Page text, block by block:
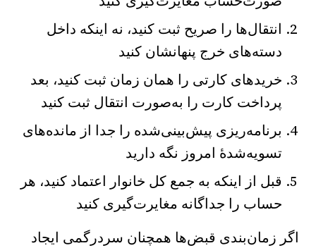
انتقال‌ها را صریح ثبت کنید، نه اینکه داخل
دسته‌های خرج پنهانشان کنید
خریدهای کارتی را همان زمان ثبت کنید، بعد
پرداخت کارت را به‌صورت انتقال ثبت کنید
برنامه‌ریزی پیش‌بینی‌شده را جدا از مانده‌های
تسویه‌شدهٔ امروز نگه دارید
قبل از اینکه به جمع کل خانوار اعتماد کنید، هر
حساب را جداگانه مغایرت‌گیری کنید
اگر زمان‌بندی قبض‌ها همچنان سردرگمی ایجاد